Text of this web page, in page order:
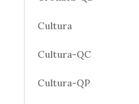
Cultura
Cultura-QC
Cultura-QP